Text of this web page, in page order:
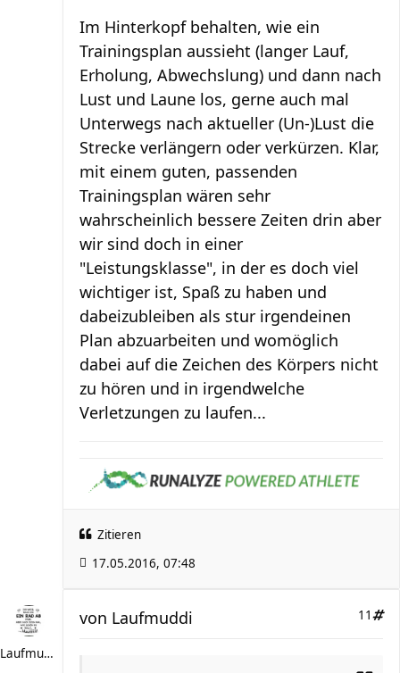
Im Hinterkopf behalten, wie ein
Trainingsplan aussieht (langer Lauf,
Erholung, Abwechslung) und dann nach
Lust und Laune los, gerne auch mal
Unterwegs nach aktueller (Un-)Lust die
Strecke verlängern oder verkürzen. Klar,
mit einem guten, passenden
Trainingsplan wären sehr
wahrscheinlich bessere Zeiten drin aber
wir sind doch in einer
"Leistungsklasse", in der es doch viel
wichtiger ist, Spaß zu haben und
dabeizubleiben als stur irgendeinen
Plan abzuarbeiten und womöglich
dabei auf die Zeichen des Körpers nicht
zu hören und in irgendwelche
Verletzungen zu laufen...
Zitieren
17.05.2016, 07:48
Laufmuddi
11
von Laufmuddi